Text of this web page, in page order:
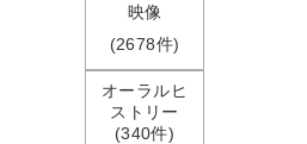
映像
(2678件)
オーラルヒ
ストリー
(340件)